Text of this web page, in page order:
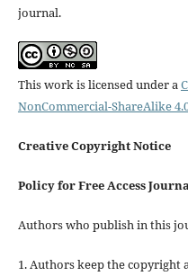
journal.
This work is licensed under a
NonCommercial-ShareAlike
Creative Copyright Notice
Policy for Free Access
Authors who publish in this
1. Authors keep the